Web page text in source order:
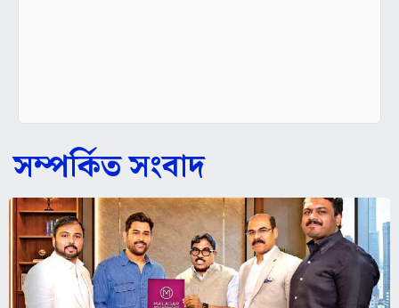
সম্পর্কিত সংবাদ